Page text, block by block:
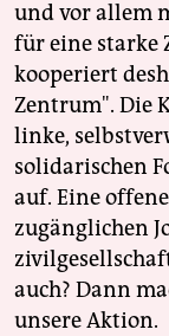
und vor allem
für eine starke
kooperiert
Zentrum". Die
linke,
solidarischen
auf. Eine
zugänglichen
auch? Dann
unsere Aktion.